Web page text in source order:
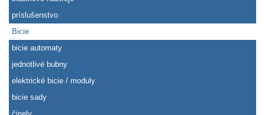
príslušenstvo
Bicie
bicie automaty
jednotlivé bubny
elektrické bicie / moduly
bicie sady